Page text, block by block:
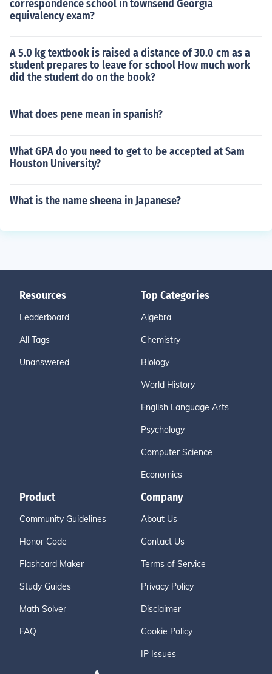
correspondence school in townsend Georgia
equivalency exam?
A 5.0 kg textbook is raised a distance of 30.0 cm as a
student prepares to leave for school How much work
did the student do on the book?
What does pene mean in spanish?
What GPA do you need to get to be accepted at Sam
Houston University?
What is the name sheena in Japanese?
Resources
Leaderboard
All Tags
Unanswered
Top Categories
Algebra
Chemistry
Biology
World History
English Language Arts
Psychology
Computer Science
Economics
Product
Community Guidelines
Honor Code
Flashcard Maker
Study Guides
Math Solver
FAQ
Company
About Us
Contact Us
Terms of Service
Privacy Policy
Disclaimer
Cookie Policy
IP Issues